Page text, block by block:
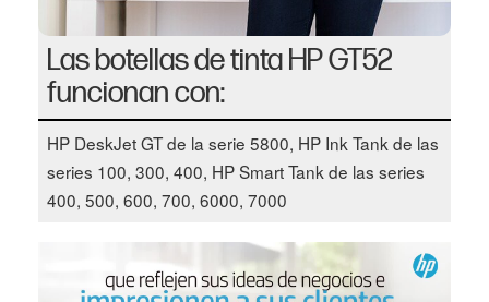
Las botellas de tinta HP GT52
funcionan con:
HP DeskJet GT de la serie 5800, HP Ink Tank de las
series 100, 300, 400, HP Smart Tank de las series
400, 500, 600, 700, 6000, 7000
Video Player